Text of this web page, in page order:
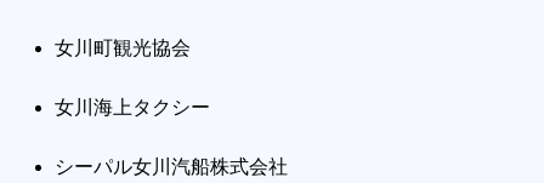
女川町観光協会
女川海上タクシー
シーパル女川汽船株式会社